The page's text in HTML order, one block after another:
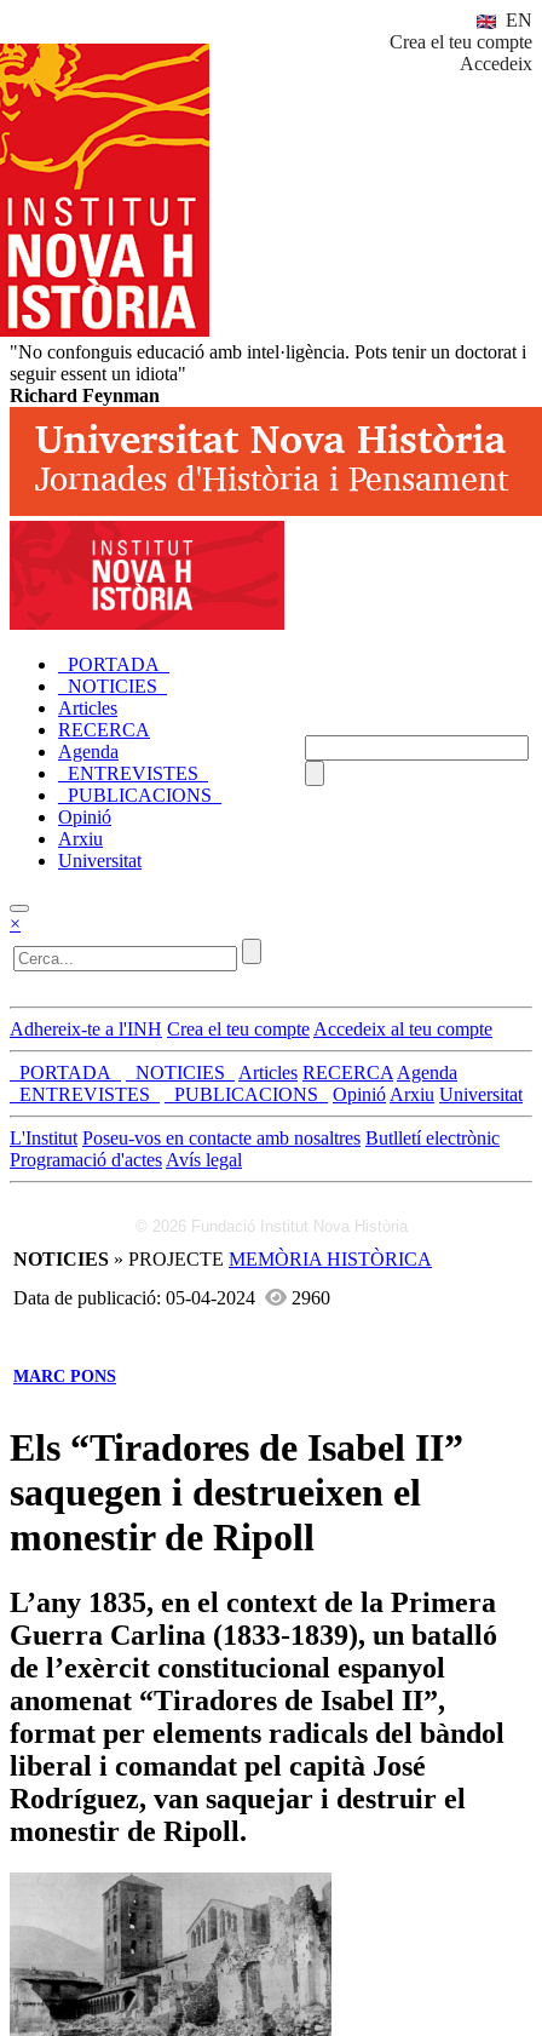
EN
Crea el teu compte
Accedeix
"No confonguis educació amb intel·ligència. Pots tenir un doctorat i
seguir essent un idiota"
Richard Feynman
_PORTADA_
_NOTICIES_
Articles
RECERCA
Agenda
_ENTREVISTES_
_PUBLICACIONS_
Opinió
Arxiu
Universitat
×
Adhereix-te a l'INH Crea el teu compte Accedeix al teu compte
_PORTADA_ _NOTICIES_ Articles RECERCA Agenda
_ENTREVISTES_
_PUBLICACIONS_ Opinió Arxiu Universitat
L'Institut Poseu-vos en contacte amb nosaltres Butlletí electrònic
Programació d'actes Avís legal
© 2026 Fundació Institut Nova Història
NOTICIES » PROJECTE MEMÒRIA HISTÒRICA
Data de publicació: 05-04-2024
2960
MARC PONS
Els “Tiradores de Isabel II”
saquegen i destrueixen el
monestir de Ripoll
L’any 1835, en el context de la Primera
Guerra Carlina (1833-1839), un batalló
de l’exèrcit constitucional espanyol
anomenat “Tiradores de Isabel II”,
format per elements radicals del bàndol
liberal i comandat pel capità José
Rodríguez, van saquejar i destruir el
monestir de Ripoll.